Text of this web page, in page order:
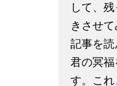
して、
きさせ
記事を
君の冥
す。こ